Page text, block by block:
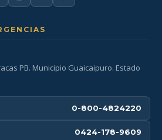
PB. Municipio Guaicaipuro. Estado
0-800-4824220
0424-178-9609